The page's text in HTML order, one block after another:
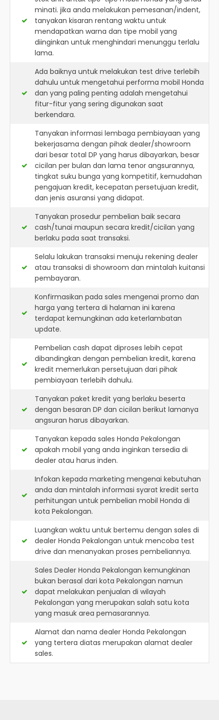
minati. jika anda melakukan pemesanan/indent,
tanyakan kisaran rentang waktu untuk
mendapatkan warna dan tipe mobil yang
diinginkan untuk menghindari menunggu terlalu
lama.
Ada baiknya untuk melakukan test drive terlebih
dahulu untuk mengetahui performa mobil Honda
dan yang paling penting adalah mengetahui
fitur-fitur yang sering digunakan saat
berkendara.
Tanyakan informasi lembaga pembiayaan yang
bekerjasama dengan pihak dealer/showroom
dari besar total DP yang harus dibayarkan, besar
cicilan per bulan dan lama tenor angsurannya,
tingkat suku bunga yang kompetitif, kemudahan
pengajuan kredit, kecepatan persetujuan kredit,
dan jenis asuransi yang didapat.
Tanyakan prosedur pembelian baik secara
cash/tunai maupun secara kredit/cicilan yang
berlaku pada saat transaksi.
Selalu lakukan transaksi menuju rekening dealer
atau transaksi di showroom dan mintalah kuitansi
pembayaran.
Konfirmasikan pada sales mengenai promo dan
harga yang tertera di halaman ini karena
terdapat kemungkinan ada keterlambatan
update.
Pembelian cash dapat diproses lebih cepat
dibandingkan dengan pembelian kredit, karena
kredit memerlukan persetujuan dari pihak
pembiayaan terlebih dahulu.
Tanyakan paket kredit yang berlaku beserta
dengan besaran DP dan cicilan berikut lamanya
angsuran harus dibayarkan.
Tanyakan kepada sales Honda Pekalongan
apakah mobil yang anda inginkan tersedia di
dealer atau harus inden.
Infokan kepada marketing mengenai kebutuhan
anda dan mintalah informasi syarat kredit serta
perhitungan untuk pembelian mobil Honda di
kota Pekalongan.
Luangkan waktu untuk bertemu dengan sales di
dealer Honda Pekalongan untuk mencoba test
drive dan menanyakan proses pembeliannya.
Sales Dealer Honda Pekalongan kemungkinan
bukan berasal dari kota Pekalongan namun
dapat melakukan penjualan di wilayah
Pekalongan yang merupakan salah satu kota
yang masuk area pemasarannya.
Alamat dan nama dealer Honda Pekalongan
yang tertera diatas merupakan alamat dealer
sales.